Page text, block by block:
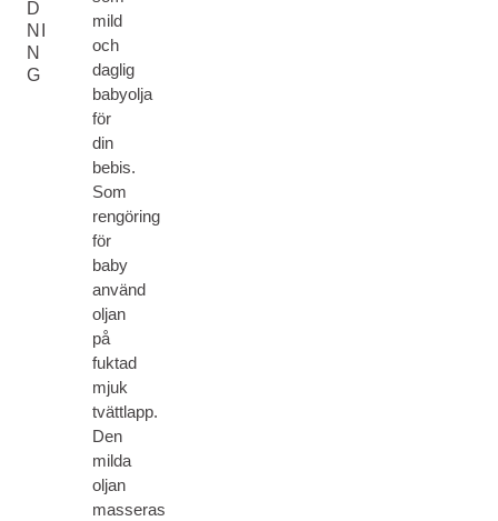
D
NI
N
G
mild
och
daglig
babyolja
för
din
bebis.
Som
rengöring
för
baby
använd
oljan
på
fuktad
mjuk
tvättlapp.
Den
milda
oljan
masseras